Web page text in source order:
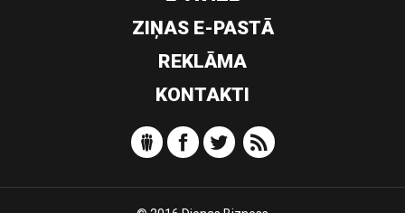
ZIŅAS E-PASTĀ
REKLĀMA
KONTAKTI